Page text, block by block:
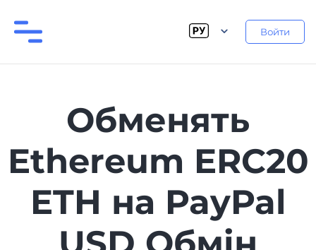
Войти
Обменять
Ethereum ERC20
ETH на PayPal